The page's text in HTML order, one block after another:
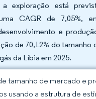
exploração está
CAGR de 7,05%,
e
de 70,12% do tamanho
da Líbia em 2025.
tamanho de mercado e
usando a estrutura de